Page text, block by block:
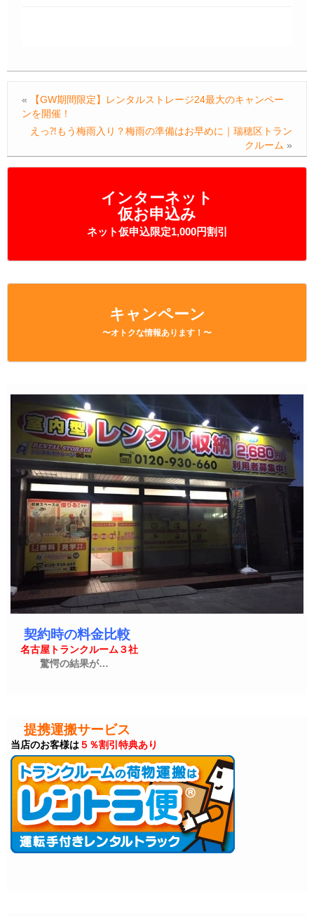
インターネット
仮お申込み
ネット仮申込限定1,000円割引
キャンペーン
〜オトクな情報あります！〜
契約時の料金比較
名古屋トランクルーム３社
驚愕の結果が…
提携運搬サービス
当店のお客様は５％割引特典あり
«
【GW期間限定】レンタルストレージ24最大のキャンペー
ンを開催！
えっ⁈もう梅雨入り？梅雨の準備はお早めに｜瑞穂区トラン
クルーム »